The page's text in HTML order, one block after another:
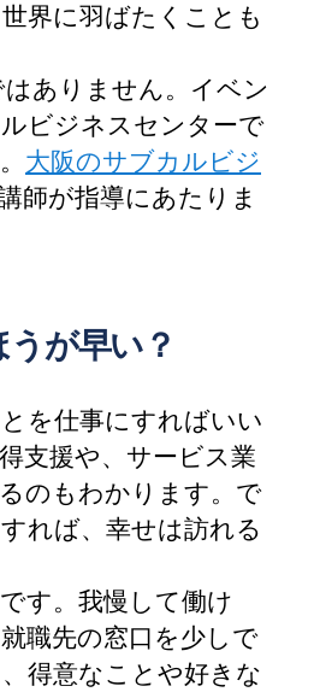
界に羽ばたくことも
ありません。イベン
ビジネスセンターで
大阪のサブカルビジ
師が指導にあたりま
が早い？
を仕事にすればいい
支援や、サービス業
のもわかります。で
れば、幸せは訪れる
す。我慢して働け
職先の窓口を少しで
得意なことや好きな